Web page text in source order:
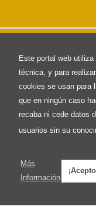
Este portal web
técnica, y para
cookies se usan para
que en ningún caso
recaba ni cede datos
usuarios sin su
Más
Información
Política de envíos